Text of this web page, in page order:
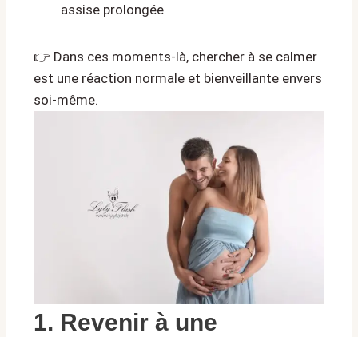
assise prolongée
👉 Dans ces moments-là, chercher à se calmer
est une réaction normale et bienveillante envers
soi-même.
1. Revenir à une